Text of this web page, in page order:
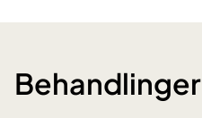
Behandlinger